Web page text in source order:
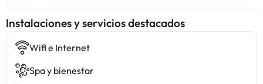
Instalaciones y servicios destacados
Wifi e Internet
Spa y bienestar